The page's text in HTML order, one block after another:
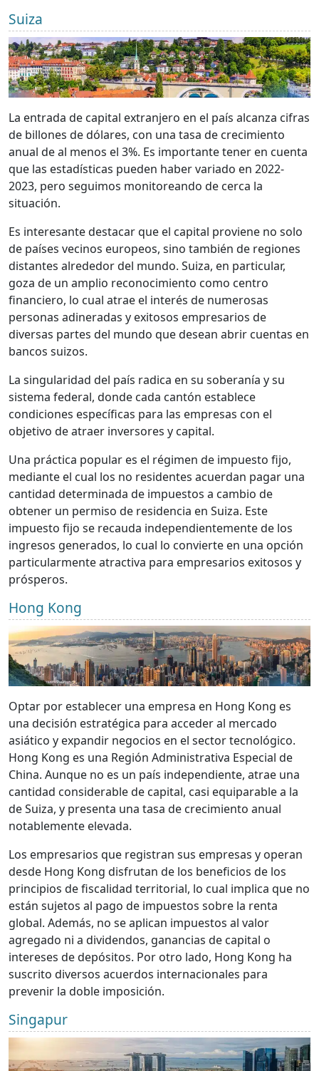
Suiza
La entrada de capital extranjero en el país alcanza cifras
de billones de dólares, con una tasa de crecimiento
anual de al menos el 3%. Es importante tener en cuenta
que las estadísticas pueden haber variado en 2022-
2023, pero seguimos monitoreando de cerca la
situación.
Es interesante destacar que el capital proviene no solo
de países vecinos europeos, sino también de regiones
distantes alrededor del mundo. Suiza, en particular,
goza de un amplio reconocimiento como centro
financiero, lo cual atrae el interés de numerosas
personas adineradas y exitosos empresarios de
diversas partes del mundo que desean abrir cuentas en
bancos suizos.
La singularidad del país radica en su soberanía y su
sistema federal, donde cada cantón establece
condiciones específicas para las empresas con el
objetivo de atraer inversores y capital.
Una práctica popular es el régimen de impuesto fijo,
mediante el cual los no residentes acuerdan pagar una
cantidad determinada de impuestos a cambio de
obtener un permiso de residencia en Suiza. Este
impuesto fijo se recauda independientemente de los
ingresos generados, lo cual lo convierte en una opción
particularmente atractiva para empresarios exitosos y
prósperos.
Hong Kong
Optar por establecer una empresa en Hong Kong es
una decisión estratégica para acceder al mercado
asiático y expandir negocios en el sector tecnológico.
Hong Kong es una Región Administrativa Especial de
China. Aunque no es un país independiente, atrae una
cantidad considerable de capital, casi equiparable a la
de Suiza, y presenta una tasa de crecimiento anual
notablemente elevada.
Los empresarios que registran sus empresas y operan
desde Hong Kong disfrutan de los beneficios de los
principios de fiscalidad territorial, lo cual implica que no
están sujetos al pago de impuestos sobre la renta
global. Además, no se aplican impuestos al valor
agregado ni a dividendos, ganancias de capital o
intereses de depósitos. Por otro lado, Hong Kong ha
suscrito diversos acuerdos internacionales para
prevenir la doble imposición.
Singapur